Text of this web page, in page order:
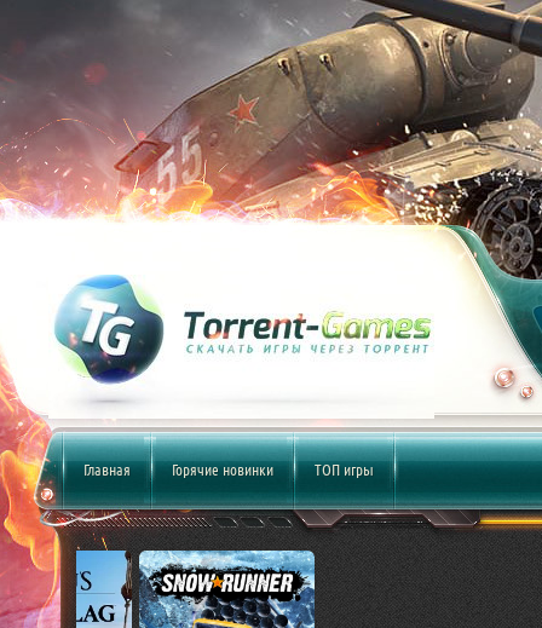
Главная Горячие новинки ТОП игры